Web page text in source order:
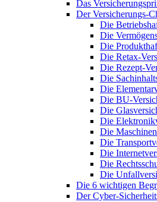
Das
Der Versicherungs-
Die
Die
Die
Die Retax-
Die Rezept-
Die
Die
Die BU-
Die
Die
Die
Die
Die
Die
Die
Die 6 wichtigen
Der Cyber-